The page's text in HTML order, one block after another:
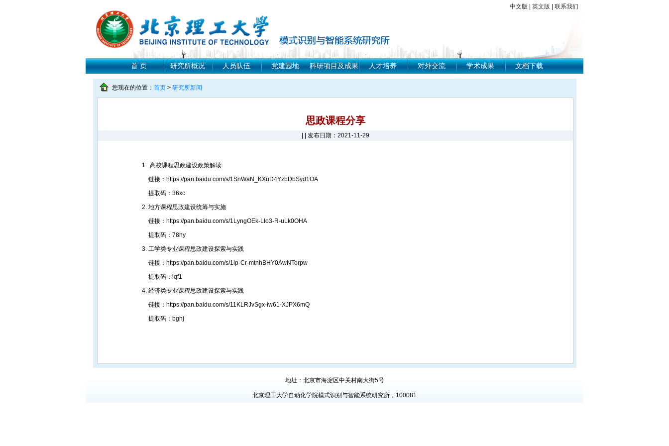
中文版 英文版 联系我们
首 页 研究所概况 人员队伍 党建园地 科研项目及成果 人才培养 对外交流 学术成果 文档下载
您现在的位置： 首页> 研究所新闻
思政课程分享
| | 发布日期：2021-11-29
高校课程思政建设政策解读
链接：https://pan.baidu.com/s/1SnWaN_KXuD4YzbDbSyd1OA
提取码：36xc
地方课程思政建设统筹与实施
链接：https://pan.baidu.com/s/1LyngOEk-LIo3-R-uLk0OHA
提取码：78hy
工学类专业课程思政建设探索与实践
链接：https://pan.baidu.com/s/1lp-Cr-mtnhBHY0AwNTorpw
提取码：iqf1
经济类专业课程思政建设探索与实践
链接：https://pan.baidu.com/s/11KLRJvSgx-iw61-XJPX6mQ
提取码：bghj
地址：北京市海淀区中关村南大街5号
北京理工大学自动化学院模式识别与智能系统研究所，100081